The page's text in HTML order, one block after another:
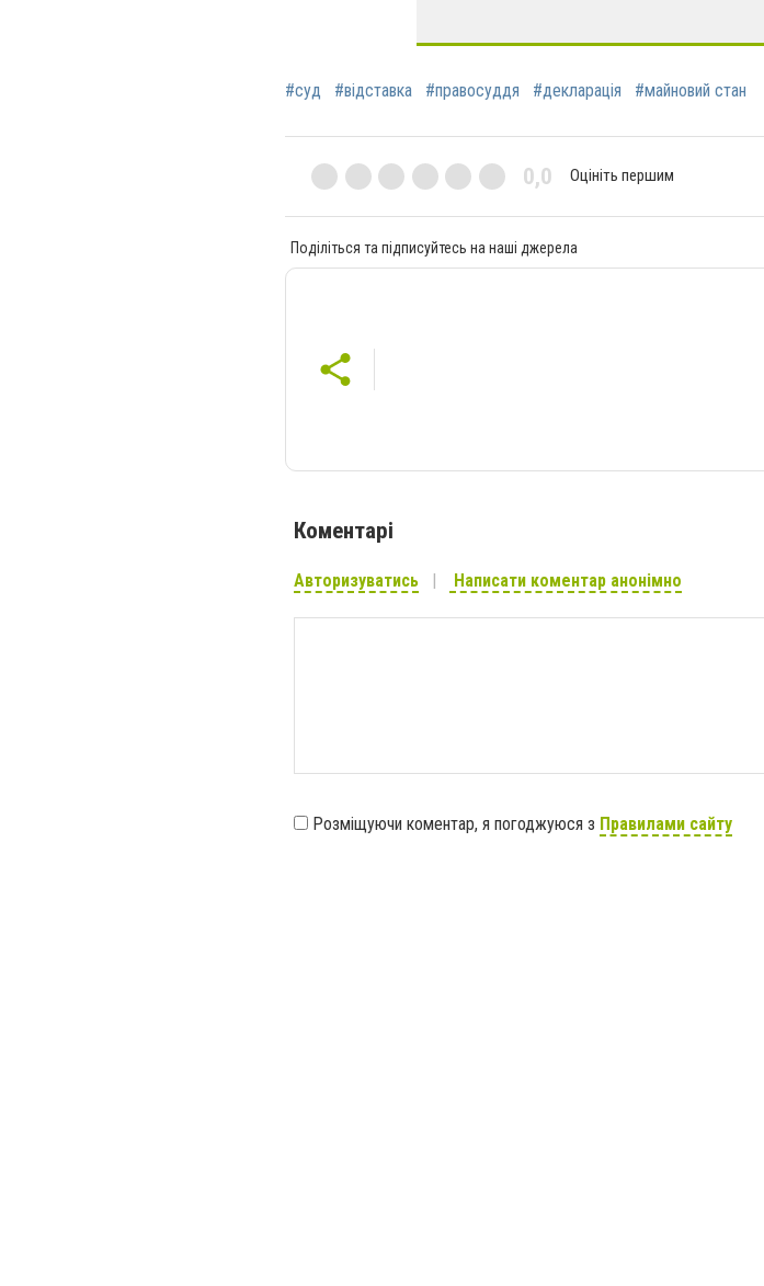
#суд #відставка #правосуддя #декларація #майновий стан
0,0 Оцініть першим
Поділіться та підписуйтесь на наші джерела
Коментарі
Авторизуватись Написати коментар анонімно
Розміщуючи коментар, я погоджуюся з Правилами сайту